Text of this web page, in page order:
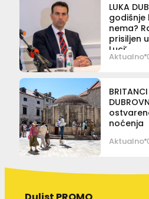
LUKA
godišnje
nema?
prisiljen
Luci’
Aktualno
noćenja
Aktualno